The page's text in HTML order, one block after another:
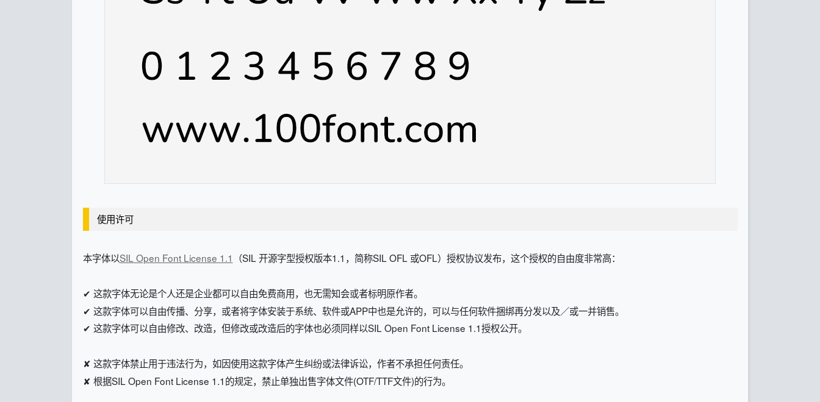
使用许可
本字体以SIL Open Font License 1.1 （SIL 开源字型授权版本1.1，简称SIL OFL 或OFL）授权协议发布，这个授权的自由度非常高：
✔ 这款字体无论是个人还是企业都可以自由免费商用，也无需知会或者标明原作者。
✔ 这款字体可以自由传播、分享，或者将字体安装于系统、软件或APP中也是允许的，可以与任何软件捆绑再分发以及／或一并销售。
✔ 这款字体可以自由修改、改造，但修改或改造后的字体也必须同样以SIL Open Font License 1.1授权公开。
✘ 这款字体禁止用于违法行为，如因使用这款字体产生纠纷或法律诉讼，作者不承担任何责任。
✘ 根据SIL Open Font License 1.1的规定，禁止单独出售字体文件(OTF/TTF文件)的行为。